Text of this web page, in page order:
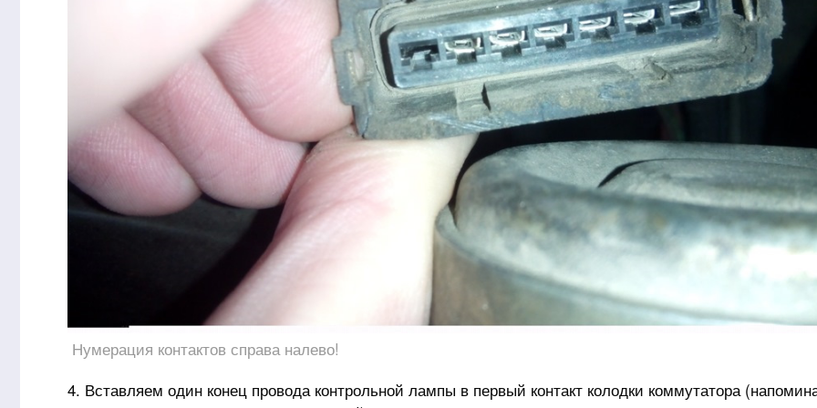
Нумерация контактов справа налево!
4. Вставляем один конец провода контрольной лампы в первый контакт колодки коммутатора